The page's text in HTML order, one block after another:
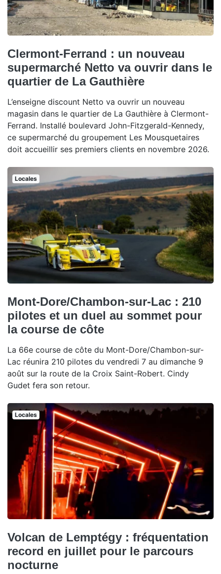
Clermont-Ferrand : un nouveau
supermarché Netto va ouvrir dans le
quartier de La Gauthière
L’enseigne discount Netto va ouvrir un nouveau
magasin dans le quartier de La Gauthière à Clermont-
Ferrand. Installé boulevard John-Fitzgerald-Kennedy,
ce supermarché du groupement Les Mousquetaires
doit accueillir ses premiers clients en novembre 2026.
Locales
Mont-Dore/Chambon-sur-Lac : 210
pilotes et un duel au sommet pour
la course de côte
La 66e course de côte du Mont-Dore/Chambon-sur-
Lac réunira 210 pilotes du vendredi 7 au dimanche 9
août sur la route de la Croix Saint-Robert. Cindy
Gudet fera son retour.
Locales
Volcan de Lemptégy : fréquentation
record en juillet pour le parcours
nocturne